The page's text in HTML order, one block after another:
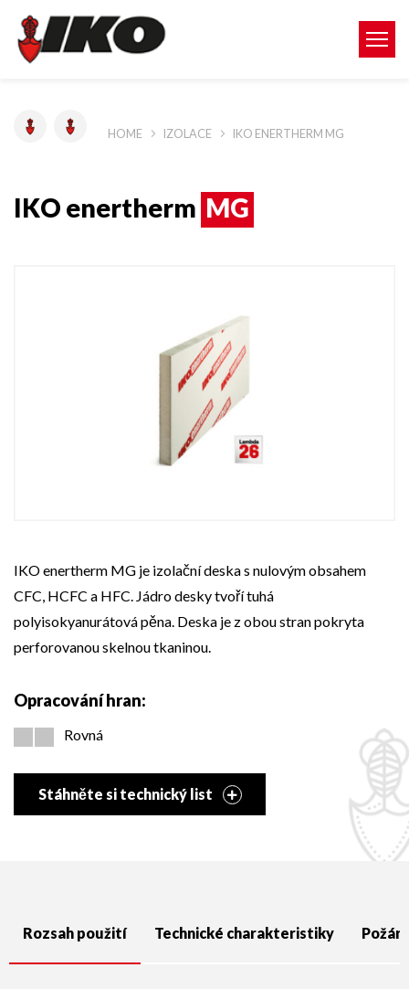
HOME IZOLACE IKO ENERTHERM MG
IKO enertherm MG
IKO enertherm MG je izolační deska s nulovým obsahem
CFC, HCFC a HFC. Jádro desky tvoří tuhá
polyisokyanurátová pěna. Deska je z obou stran pokryta
perforovanou skelnou tkaninou.
Opracování hran:
Rovná
Stáhněte si technický list
Rozsah použití Technické charakteristiky